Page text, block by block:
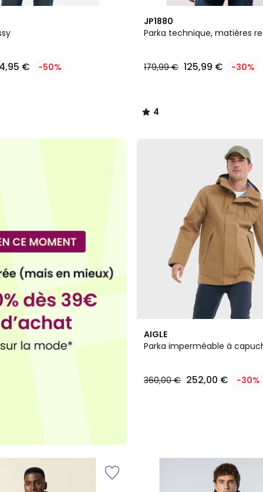
€ -50%
JP1880
Parka technique, matières
179,99 € 125,99 € -30%
4
/
4
/
AIGLE
Parka imperméable à
360,00 € 252,00 € -30%